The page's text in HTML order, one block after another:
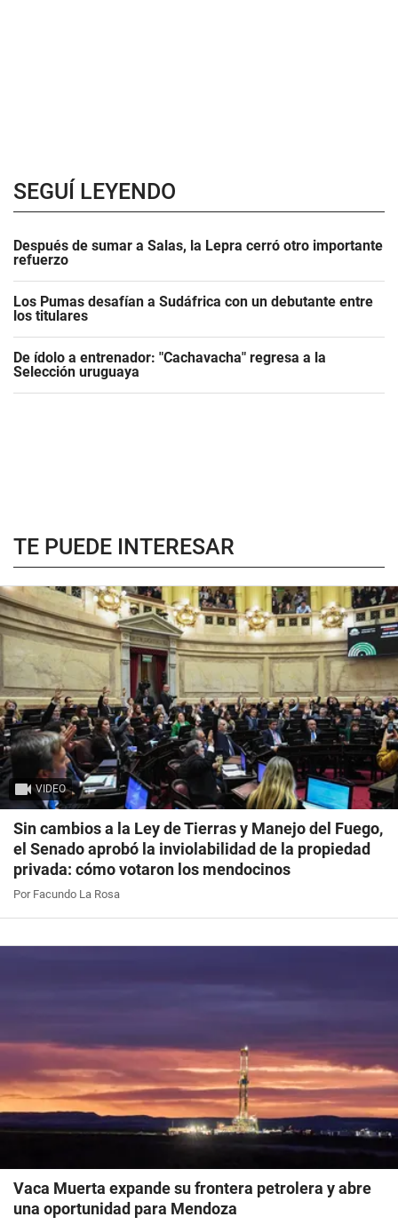
SEGUÍ LEYENDO
Después de sumar a Salas, la Lepra cerró otro importante
refuerzo
Los Pumas desafían a Sudáfrica con un debutante entre
los titulares
De ídolo a entrenador: "Cachavacha" regresa a la
Selección uruguaya
TE PUEDE INTERESAR
VIDEO
Sin cambios a la Ley de Tierras y Manejo del Fuego,
el Senado aprobó la inviolabilidad de la propiedad
privada: cómo votaron los mendocinos
Por Facundo La Rosa
Vaca Muerta expande su frontera petrolera y abre
una oportunidad para Mendoza